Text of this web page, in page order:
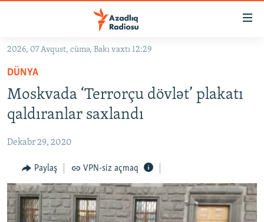
Əsas
qayıt
Əsas
naviqasiyaya
qayıt
Axtarışa
#İZAHLA
KORRUPSIOMETR
#ƏSLINDƏ
FƏRQƏ BAX
QANUNI DOĞRU
ARAŞDIRMA
MULTIMEDIA
2026, 07 Avqust, cümə, Bakı vaxtı 12:29
DÜNYA
Moskvada ‘Terrorçu dövlət’ plakatı
qaldıranlar saxlandı
Dekabr 29, 2020
Paylaş VPN-siz açmaq